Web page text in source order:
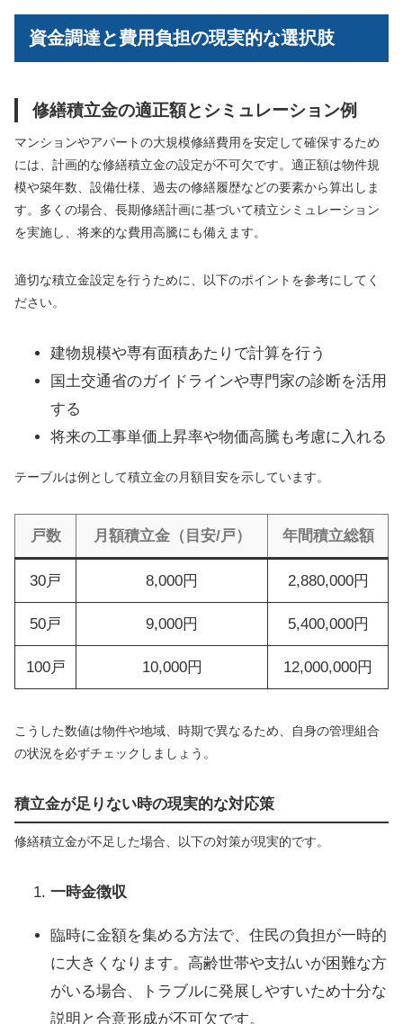
資金調達と費用負担の現実的な選択肢
修繕積立金の適正額とシミュレーション例
マンションやアパートの大規模修繕費用を安定して確保するため
には、計画的な修繕積立金の設定が不可欠です。適正額は物件規
模や築年数、設備仕様、過去の修繕履歴などの要素から算出しま
す。多くの場合、長期修繕計画に基づいて積立シミュレーション
を実施し、将来的な費用高騰にも備えます。
適切な積立金設定を行うために、以下のポイントを参考にしてく
ださい。
建物規模や専有面積あたりで計算を行う
国土交通省のガイドラインや専門家の診断を活用
する
将来の工事単価上昇率や物価高騰も考慮に入れる
テーブルは例として積立金の月額目安を示しています。
戸数 月額積立金（目安/戸） 年間積立総額
30戸 8,000円 2,880,000円
50戸 9,000円 5,400,000円
100戸 10,000円 12,000,000円
こうした数値は物件や地域、時期で異なるため、自身の管理組合
の状況を必ずチェックしましょう。
積立金が足りない時の現実的な対応策
修繕積立金が不足した場合、以下の対策が現実的です。
一時金徴収
臨時に金額を集める方法で、住民の負担が一時的
に大きくなります。高齢世帯や支払いが困難な方
がいる場合、トラブルに発展しやすいため十分な
説明と合意形成が不可欠です。